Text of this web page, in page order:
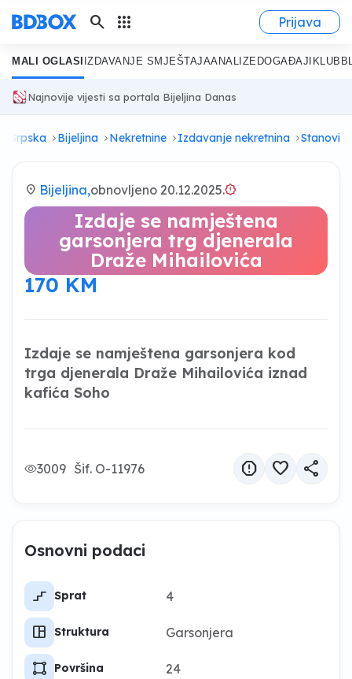
search apps Prijava
MALI OGLASI IZDAVANJE SMJEŠTAJAANALIZE DOGAĐAJI KLUB
Najnovije vijesti sa portala Bijeljina Danas
Srpska Bijeljina Nekretnine Izdavanje nekretnina Stanovi
location_on Bijeljina,obnovljeno 20.12.2025.brightness_alert
Izdaje se namještena
garsonjera trg djenerala
Draže Mihailovića
170 KM
Izdaje se namještena garsonjera kod
trga djenerala Draže Mihailovića iznad
kafića Soho
3009 Šif. O-11976 report favorite share
Osnovni podaci
stairs_2 Sprat 4
space_dashboard Struktura Garsonjera
activity_zone Površina 24